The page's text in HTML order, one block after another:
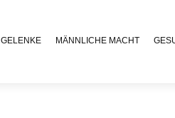
GELENKE MÄNNLICHE MACHT